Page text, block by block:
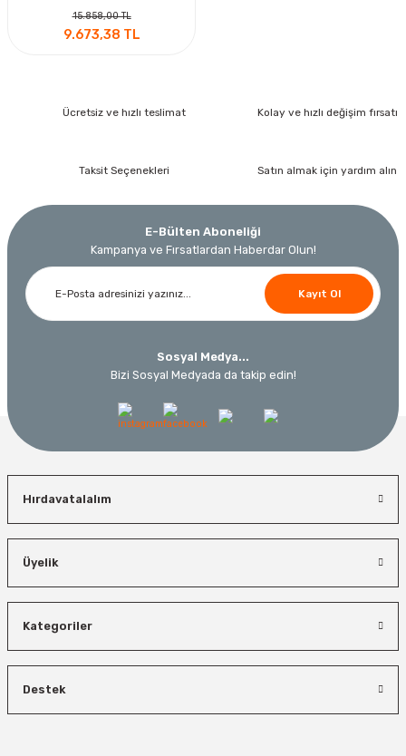
15.858,00 TL
9.673,38 TL
Ücretsiz ve hızlı teslimat Kolay ve hızlı değişim fırsatı
Taksit Seçenekleri Satın almak için yardım alın
E-Bülten Aboneliği
Kampanya ve Fırsatlardan Haberdar Olun!
Kayıt Ol
Sosyal Medya...
Bizi Sosyal Medyada da takip edin!
Hırdavatalalım
Üyelik
Kategoriler
Destek